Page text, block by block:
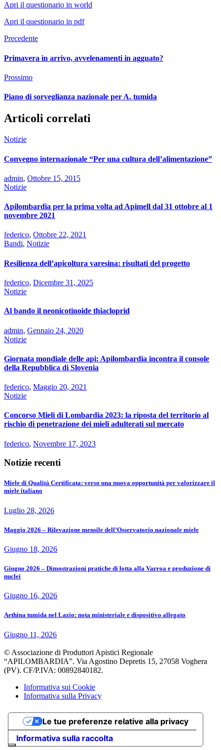
Apri il questionario in world
Apri il questionario in pdf
Precedente
Primavera in arrivo, avvelenamenti in agguato?
Prossimo
Piano di sorveglianza nazionale per A. tumida
Articoli correlati
Notizie
Convegno internazionale “Per una cultura dell’alimentazione”
admin, Ottobre 15, 2015
Notizie
Apilombardia per la prima volta ad Apimell dal 31 ottobre al 1
novembre 2021
federico, Ottobre 22, 2021
Bandi, Notizie
Resilienza dell’apicoltura varesina: risultati del progetto
federico, Dicembre 31, 2025
Notizie
Al bando il neonicotinoide thiacloprid
admin, Gennaio 24, 2020
Notizie
Giornata mondiale delle api: Apilombardia incontra il console
della Repubblica di Slovenia
federico, Maggio 20, 2021
Notizie
Concorso Mieli di Lombardia 2023: la riposta del territorio al
rischio di penetrazione dei mieli adulterati sul mercato
federico, Novembre 17, 2023
Notizie recenti
Miele di Qualità Certificata: verso una nuova opportunità per valorizzare il
miele italiano
Luglio 28, 2026
Maggio 2026 – Rilevazione mensile dell’Osservatorio nazionale miele
Giugno 18, 2026
Giugno 2026 – Dimostrazioni pratiche di lotta alla Varroa e produzione di
nuclei
Giugno 16, 2026
Aethina tumida nel Lazio: nota ministeriale e dispositivo allegato
Giugno 11, 2026
© Associazione di Produttori Apistici Regionale
“APILOMBARDIA”. Via Agostino Depretis 15, 27058 Voghera
(PV). CF/P.IVA: 00892840182.
Informativa sui Cookie
Informativa sulla Privacy
Informativa sulla raccolta
Le tue preferenze relative alla privacy